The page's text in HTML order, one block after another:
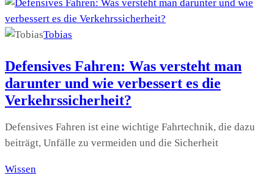
Tobias
Defensives Fahren: Was versteht man
darunter und wie verbessert es die
Verkehrssicherheit?
Defensives Fahren ist eine wichtige Fahrtechnik, die dazu
beiträgt, Unfälle zu vermeiden und die Sicherheit
Wissen